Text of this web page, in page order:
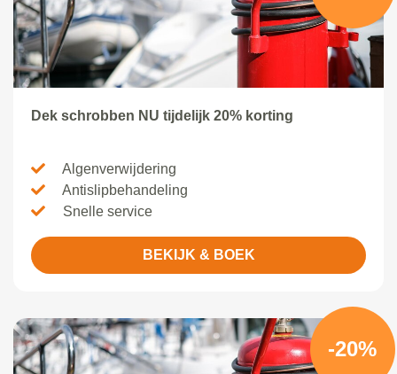
Dek schrobben NU tijdelijk 20% korting
Algenverwijdering
Antislipbehandeling
Snelle service
BEKIJK & BOEK
-20%